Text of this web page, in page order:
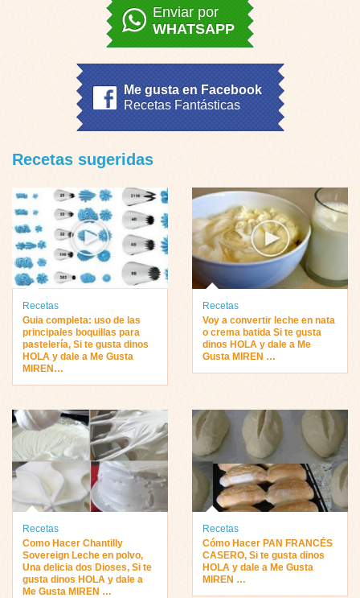
Enviar por
WHATSAPP
Me gusta en Facebook
Recetas Fantásticas
Recetas sugeridas
Recetas
Guia completa: uso de las
principales boquillas para
pastelería, Si te gusta dinos
HOLA y dale a Me Gusta
MIREN…
Recetas
Voy a convertir leche en nata
o crema batida Si te gusta
dinos HOLA y dale a Me
Gusta MIREN …
Recetas
Como Hacer Chantilly
Sovereign Leche en polvo,
Una delicia dos Dioses, Si te
gusta dinos HOLA y dale a
Me Gusta MIREN …
Recetas
Cómo Hacer PAN FRANCÉS
CASERO, Si te gusta dinos
HOLA y dale a Me Gusta
MIREN …